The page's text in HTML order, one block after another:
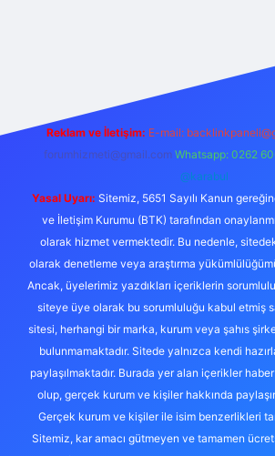
Reklam ve İletişim: E-mail:
forumhizmeti@gmail.com Whatsapp: 0262
@karabul
Yasal Uyarı: Sitemiz, 5651 Sayılı Kanun
ve İletişim Kurumu (BTK) tarafından
olarak hizmet vermektedir. Bu nedenle,
olarak denetleme veya araştırma
Ancak, üyelerimiz yazdıkları içeriklerin
siteye üye olarak bu sorumluluğu kabul etmiş
sitesi, herhangi bir marka, kurum veya şahıs
bulunmamaktadır. Sitede yalnızca kendi
paylaşılmaktadır. Burada yer alan içerikler
olup, gerçek kurum ve kişiler hakkında
Gerçek kurum ve kişiler ile isim benzerlikleri
Sitemiz, kar amacı gütmeyen ve tamamen